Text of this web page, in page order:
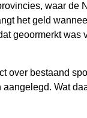
waar de
het geld
geoormerkt was
over bestaand
Wat